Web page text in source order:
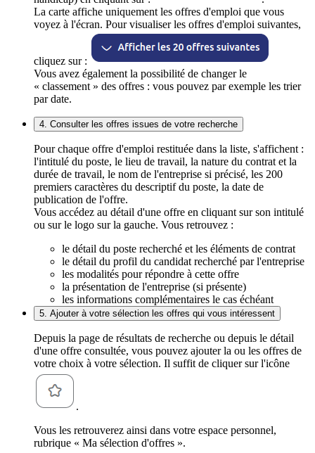
La carte affiche uniquement les offres d'emploi que vous
voyez à l'écran. Pour visualiser les offres d'emploi suivantes,
cliquez sur :
Vous avez également la possibilité de changer le
« classement » des offres : vous pouvez par exemple les trier
par date.
4. Consulter les offres issues de votre recherche
Pour chaque offre d'emploi restituée dans la liste, s'affichent :
l'intitulé du poste, le lieu de travail, la nature du contrat et la
durée de travail, le nom de l'entreprise si précisé, les 200
premiers caractères du descriptif du poste, la date de
publication de l'offre.
Vous accédez au détail d'une offre en cliquant sur son intitulé
ou sur le logo sur la gauche. Vous retrouvez :
le détail du poste recherché et les éléments de contrat
le détail du profil du candidat recherché par l'entreprise
les modalités pour répondre à cette offre
la présentation de l'entreprise (si présente)
les informations complémentaires le cas échéant
5. Ajouter à votre sélection les offres qui vous intéressent
Depuis la page de résultats de recherche ou depuis le détail
d'une offre consultée, vous pouvez ajouter la ou les offres de
votre choix à votre sélection. Il suffit de cliquer sur l'icône
.
Vous les retrouverez ainsi dans votre espace personnel,
rubrique « Ma sélection d'offres ».